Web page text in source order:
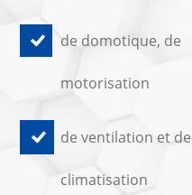
de domotique, de
motorisation
de ventilation et de
climatisation